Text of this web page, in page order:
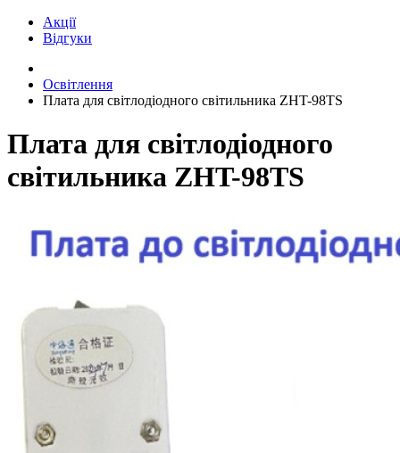
Акції
Відгуки
Освітлення
Плата для світлодіодного світильника ZHT-98TS
Плата для світлодіодного
світильника ZHT-98TS